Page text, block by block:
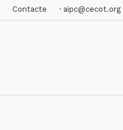
Contacte · aipc@cecot.org